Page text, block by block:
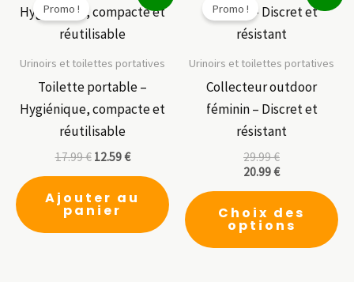
Promo !
Urinoirs et toilettes portatives
Toilette portable –
Hygiénique, compacte et
réutilisable
17.99€ 12.59€
Ajouter au
panier
Promo !
Urinoirs et toilettes portatives
Collecteur outdoor
féminin – Discret et
résistant
29.99€
20.99€
Choix des
options